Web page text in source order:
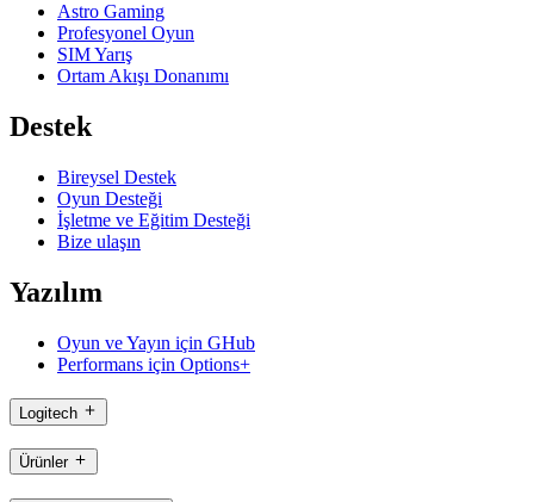
Astro Gaming
Profesyonel Oyun
SIM Yarış
Ortam Akışı Donanımı
Destek
Bireysel Destek
Oyun Desteği
İşletme ve Eğitim Desteği
Bize ulaşın
Yazılım
Oyun ve Yayın için GHub
Performans için Options+
Logitech
Ürünler